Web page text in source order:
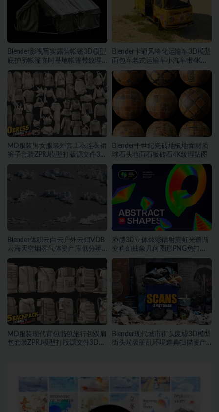
Blender影视写实露营帐篷3D模型
庇护所帐篷临时基地帐篷带纹理
贴图
Blender卡通风格化运输车3D模型
面包车老式运输车小汽车带4K纹
理
MD服装男女服装外套上衣连衣裙
裤子套装ZPRJ模型打版源文件3D
服装
Blender中世纪瓷砖地板地面材质
球石头地面石板砖石4K纹理贴图
Blender体积云白云户外云烟VDB
云海天空烟雾气体资产库低分辨
率云素材
质感3D立体炫彩镭射霓虹光谱渐
变科幻抽象几何图形PNG免扣设
计素材
MD服装现代背包书包旅行包双肩
包套装ZPRJ模型打版源文件3D服
Blender现代城市街头废墟3D模型
街头垃圾脏乱环境道具扫描资产